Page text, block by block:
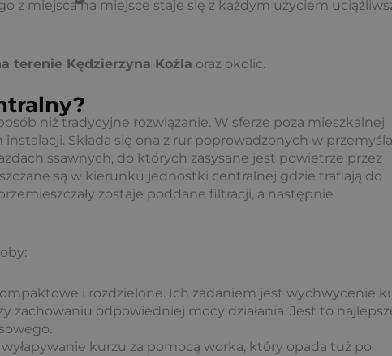
z miejsca na miejsce staje się z każdym użyciem
terenie Kędzierzyna Koźla oraz okolic.
niż tradycyjne rozwiązanie. W sferze poza mieszkalnej
Składa się ona z rur poprowadzonych w
ssawnych, do których zasysane jest powietrze przez
są w kierunku jednostki centralnej gdzie trafiają do
zostaje poddane filtracji, a następnie
i rozdzielone. Ich zadaniem jest wychwycenie
zachowaniu odpowiedniej mocy działania. Jest to
kurzu za pomocą worka, który opada tuż po